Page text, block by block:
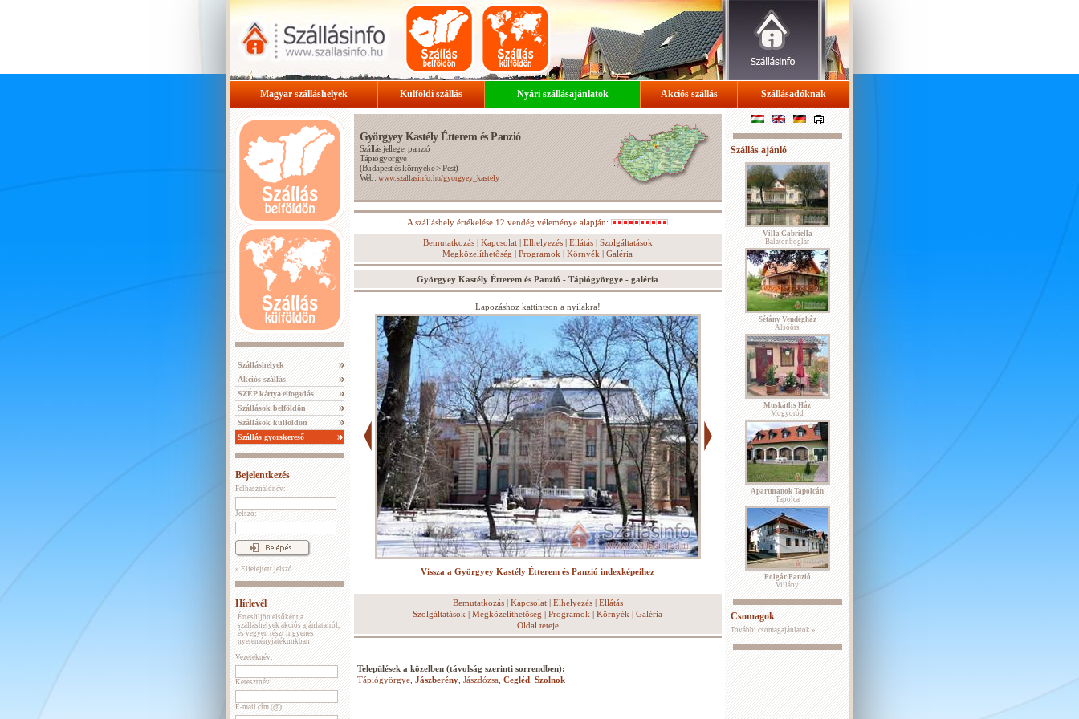
Magyar szálláshelyek Külföldi szállás Nyári szállásajánlatok Akciós szállás Szállásadóknak
Szálláshelyek
Akciós szállás
SZÉP kártya elfogadás
Szállások belföldön
Szállások külföldön
Szállás gyorskereső
Bejelentkezés
Felhasználónév:
Jelszó:
» Elfelejtett jelszó
Hírlevél
Értesüljön elsőként a
szálláshelyek akciós ajánlatairól,
és vegyen részt ingyenes
nyereményjátékunkban!
Vezetéknév:
Keresztnév:
E-mail cím (@):
Györgyey Kastély Étterem és Panzió
Szállás jellege: panzió
Tápiógyörgye
(Budapest és környéke>Pest)
Web: www.szallasinfo.hu/gyorgyey_kastely
A szálláshely értékelése 12 vendég véleménye alapján:
Bemutatkozás| Kapcsolat| Elhelyezés| Ellátás| Szolgáltatások
Megközelíthetőség | Programok | Környék | Galéria
Györgyey Kastély Étterem és Panzió - Tápiógyörgye - galéria
Lapozáshoz kattintson a nyilakra!
Vissza a Györgyey Kastély Étterem és Panzió indexképeihez
Bemutatkozás| Kapcsolat| Elhelyezés| Ellátás
Szolgáltatások | Megközelíthetőség | Programok | Környék | Galéria
Oldal teteje
Települések a közelben (távolság szerinti sorrendben):
Tápiógyörgye Jászberény Jászdózsa Cegléd Szolnok
Szállás ajánló
Villa Gabriella
Balatonboglár
Sétány Vendégház
Alsóörs
Muskátlis Ház
Mogyoród
Apartmanok Tapolcán
Tapolca
Polgár Panzió
Villány
Csomagok
További csomagajánlatok »